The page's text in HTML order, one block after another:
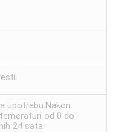
upotrebu.Nakon
od 0 do
24 sata